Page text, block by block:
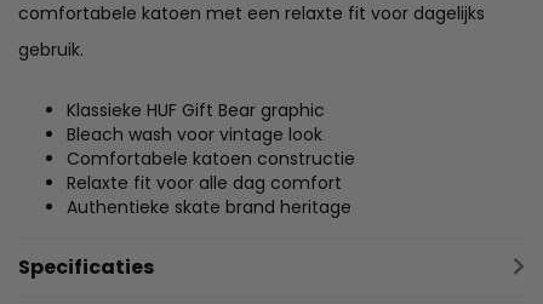
comfortabele katoen met een relaxte fit voor dagelijks
gebruik.
Klassieke HUF Gift Bear graphic
Bleach wash voor vintage look
Comfortabele katoen constructie
Relaxte fit voor alle dag comfort
Authentieke skate brand heritage
Specificaties